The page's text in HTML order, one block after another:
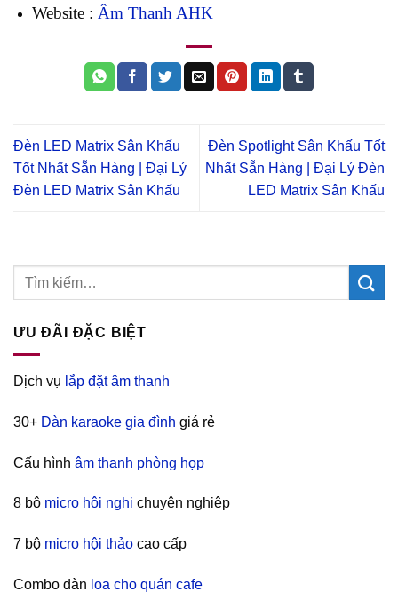
Website : Âm Thanh AHK
Đèn LED Matrix Sân Khấu
Tốt Nhất Sẵn Hàng | Đại Lý
Đèn LED Matrix Sân Khấu
Đèn Spotlight Sân Khấu Tốt
Nhất Sẵn Hàng | Đại Lý Đèn
LED Matrix Sân Khấu
ƯU ĐÃI ĐẶC BIỆT
Dịch vụ lắp đặt âm thanh
30+ Dàn karaoke gia đình giá rẻ
Cấu hình âm thanh phòng họp
8 bộ micro hội nghị chuyên nghiệp
7 bộ micro hội thảo cao cấp
Combo dàn loa cho quán cafe